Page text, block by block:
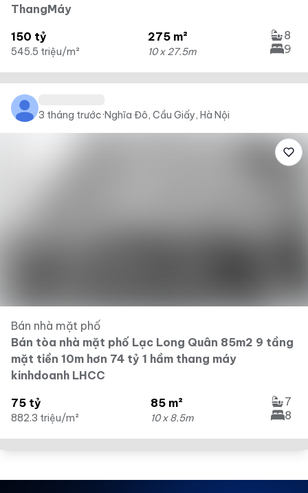
ThangMáy
150 tỷ
545.5 triệu/m²
275 m²
10 x 27.5m
8
9
3 tháng trước·Nghĩa Đô, Cầu Giấy, Hà Nội
Bán nhà mặt phố
Bán tòa nhà mặt phố Lạc Long Quân 85m2 9 tầng
mặt tiền 10m hơn 74 tỷ 1 hầm thang máy
kinhdoanh LHCC
75 tỷ
882.3 triệu/m²
85 m²
10 x 8.5m
7
8